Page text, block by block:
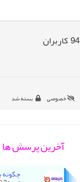
94کاربران
خصوصی بسته شد
آخرین پرسش ها
چگونه